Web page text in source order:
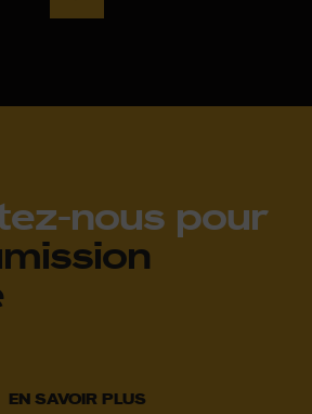
nous pour
EN SAVOIR PLUS